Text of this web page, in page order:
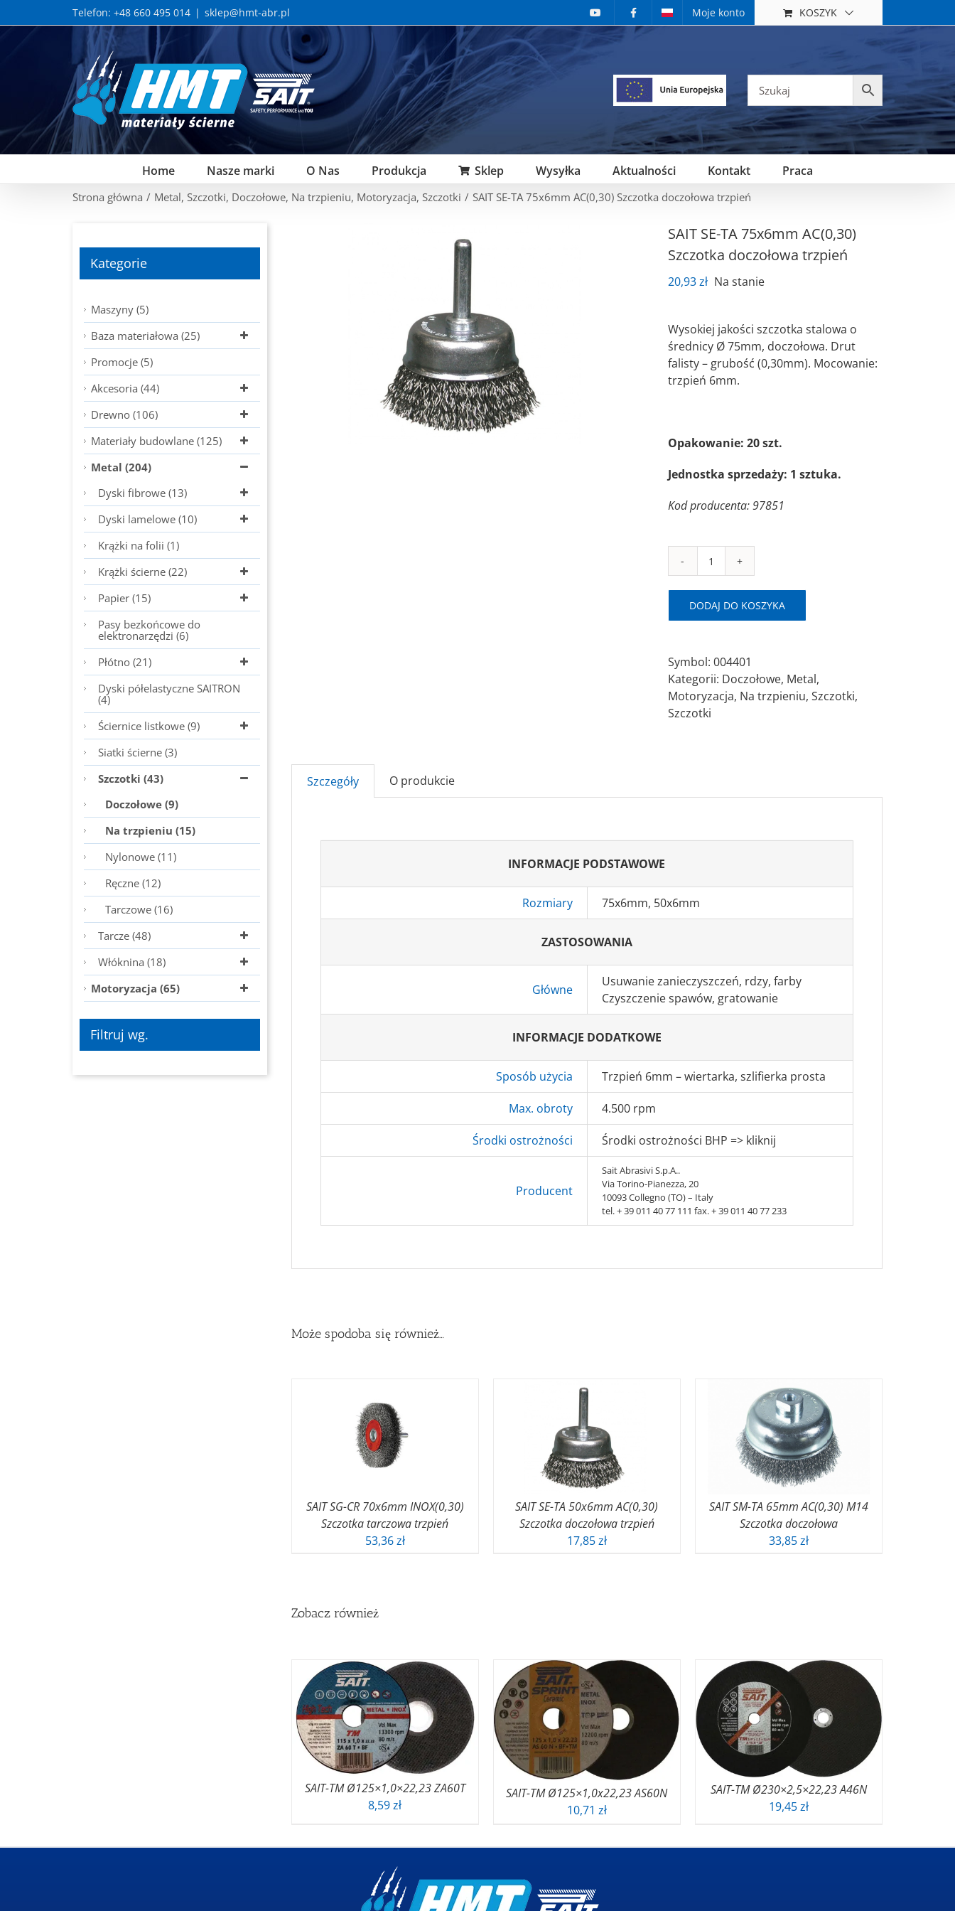
to
Telefon: +48 660 495 014 | sklep@hmt-abr.pl Moje konto KOSZYK
Home Nasze marki O Nas Produkcja Sklep Wysyłka Aktualności Kontakt Praca
Strona główna / Metal, Szczotki, Doczołowe, Na trzpieniu, Motoryzacja, Szczotki / SAIT SE-TA 75x6mm AC(0,30) Szczotka doczołowa trzpień
SAIT SE-TA 75x6mm AC(0,30)
Szczotka doczołowa trzpień
20,93zł Na stanie
Wysokiej jakości szczotka stalowa o
średnicy Ø 75mm, doczołowa. Drut
falisty – grubość (0,30mm). Mocowanie:
trzpień 6mm.
Opakowanie: 20 szt.
Jednostka sprzedaży: 1 sztuka.
Kod producenta: 97851
ilość
SE-
TA
AC(0,30)
Szczotka
doczołowa
trzpień
DODAJ DO KOSZYKA
Symbol: 004401
Kategorii: Doczołowe, Metal,
Motoryzacja, Na trzpieniu, Szczotki,
Szczotki
Szczegóły O produkcie
INFORMACJE PODSTAWOWE
Rozmiary 75x6mm, 50x6mm
ZASTOSOWANIA
Główne
Usuwanie zanieczyszczeń, rdzy, farby
Czyszczenie spawów, gratowanie
INFORMACJE DODATKOWE
Sposób użycia Trzpień 6mm – wiertarka, szlifierka prosta
Max. obroty 4.500 rpm
Środki ostrożności Środki ostrożności BHP => kliknij
Producent
Sait Abrasivi S.p.A..
Via Torino-Pianezza, 20
10093 Collegno (TO) – Italy
tel. + 39 011 40 77 111 fax. + 39 011 40 77 233
Może spodoba się również…
SAIT SG-CR 70x6mm INOX(0,30)
Szczotka tarczowa trzpień
53,36zł
SAIT SE-TA 50x6mm AC(0,30)
Szczotka doczołowa trzpień
17,85zł
SAIT SM-TA 65mm AC(0,30) M14
Szczotka doczołowa
33,85zł
Zobacz również
SAIT-TM Ø125×1,0×22,23 ZA60T
8,59zł
SAIT-TM Ø125×1,0x22,23 AS60N
10,71 zł
SAIT-TM Ø230×2,5×22,23 A46N
19,45zł
Kategorie
Maszyny (5)
Baza materiałowa (25)
Promocje (5)
Akcesoria (44)
Drewno (106)
Materiały budowlane (125)
Metal (204)
Dyski fibrowe (13)
Dyski lamelowe (10)
Krążki na folii (1)
Krążki ścierne (22)
Papier (15)
Pasy bezkońcowe do
elektronarzędzi (6)
Płótno (21)
Dyski półelastyczne SAITRON
(4)
Ściernice listkowe (9)
Siatki ścierne (3)
Szczotki (43)
Doczołowe (9)
Na trzpieniu (15)
Nylonowe (11)
Ręczne (12)
Tarczowe (16)
Tarcze (48)
Włóknina (18)
Motoryzacja (65)
Filtruj wg.